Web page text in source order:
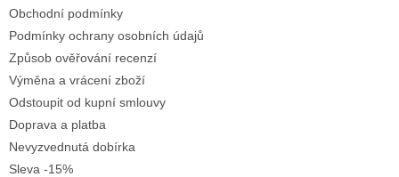
ý
p
Obchodní podmínky
Podmínky ochrany osobních údajů
Způsob ověřování recenzí
Výměna a vrácení zboží
Odstoupit od kupní smlouvy
Doprava a platba
Nevyzvednutá dobírka
Sleva -15%